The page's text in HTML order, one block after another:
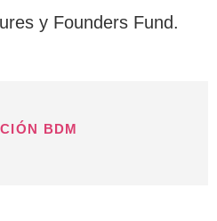
y Founders Fund.
BDM